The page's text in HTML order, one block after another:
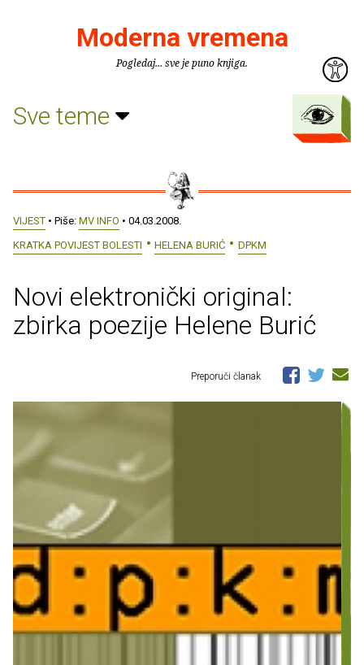
Moderna vremena
Pogledaj... sve je puno knjiga.
Sve teme
VIJEST • Piše: MV INFO • 04.03.2008.
KRATKA POVIJEST BOLESTI
HELENA BURIĆ DPKM
Novi elektronički original:
zbirka poezije Helene Burić
Preporuči članak